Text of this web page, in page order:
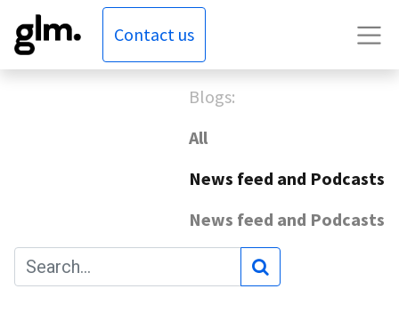
Contact us
Blogs:
All
News feed and Podcasts
News feed and Podcasts